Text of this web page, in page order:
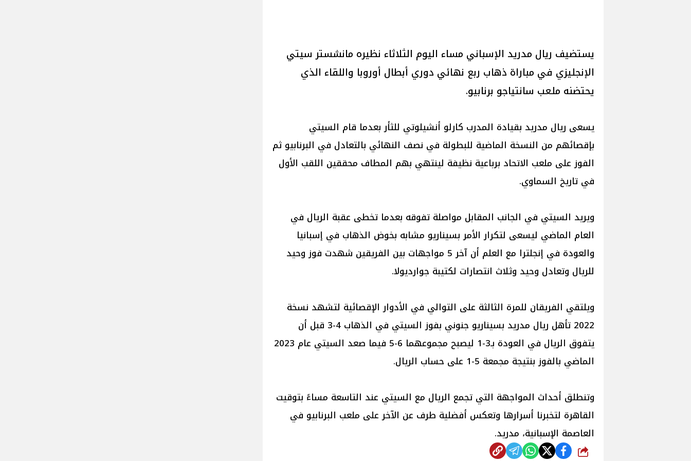
يستضيف ريال مدريد الإسباني مساء اليوم الثلاثاء نظيره مانشستر سيتي
الإنجليزي في مباراة ذهاب ربع نهائي دوري أبطال أوروبا واللقاء الذي
يحتضنه ملعب سانتياجو برنابيو.
يسعى ريال مدريد بقيادة المدرب كارلو أنشيلوتي للثأر بعدما قام السيتي
بإقصائهم من النسخة الماضية للبطولة في نصف النهائي بالتعادل في البرنابيو ثم
الفوز على ملعب الاتحاد برباعية نظيفة لينتهي بهم المطاف محققين اللقب الأول
في تاريخ السماوي.
ويريد السيتي في الجانب المقابل مواصلة تفوقه بعدما تخطى عقبة الريال في
العام الماضي ليسعى لتكرار الأمر بسيناريو مشابه بخوض الذهاب في إسبانيا
والعودة في إنجلترا مع العلم أن آخر 5 مواجهات بين الفريقين شهدت فوز وحيد
للريال وتعادل وحيد وثلاث انتصارات لكتيبة جوارديولا.
ويلتقي الفريقان للمرة الثالثة على التوالي في الأدوار الإقصائية لتشهد نسخة
2022 تأهل ريال مدريد بسيناريو جنوني بفوز السيتي في الذهاب 4-3 قبل أن
يتفوق الريال في العودة بـ3-1 ليصبح مجموعهما 6-5 فيما صعد السيتي عام 2023
الماضي بالفوز بنتيجة مجمعة 5-1 على حساب الريال.
وتنطلق أحداث المواجهة التي تجمع الريال مع السيتي عند التاسعة مساءً بتوقيت
القاهرة لتخبرنا أسرارها وتعكس أفضلية طرف عن الآخر على ملعب البرنابيو في
العاصمة الإسبانية، مدريد.
شارك